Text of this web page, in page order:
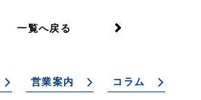
一覧へ戻る
営業案内 コラム